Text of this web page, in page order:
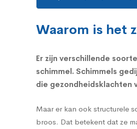
Waarom is het
Er zijn verschillende
schimmel. Schimmels
die gezondheidsklachten
Maar er kan ook structurele
broos. Dat betekent dat ze